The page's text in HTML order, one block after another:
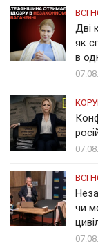
ВСІ
Дві
як
в
ВСІ
чи